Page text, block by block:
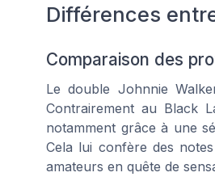
Différences
Comparaison des
Le double Johnnie
Contrairement au Black
notamment grâce à une
Cela lui confère des
amateurs en quête de